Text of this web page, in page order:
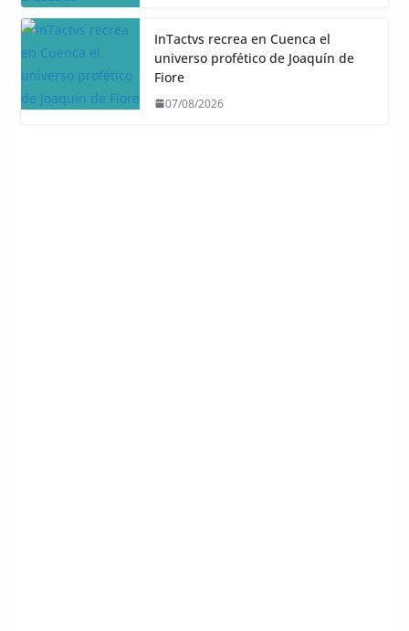
InTactvs recrea en Cuenca el
universo profético de Joaquín de
Fiore
07/08/2026